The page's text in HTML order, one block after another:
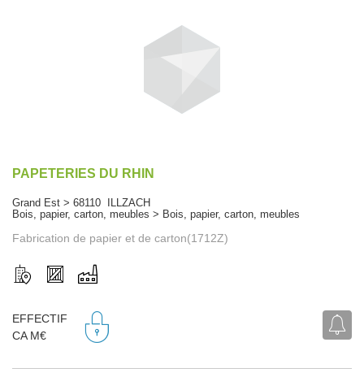
PAPETERIES DU RHIN
Grand Est > 68110 ILLZACH
Bois, papier, carton, meubles > Bois, papier, carton, meubles
Fabrication de papier et de carton(1712Z)
EFFECTIF
CA M€